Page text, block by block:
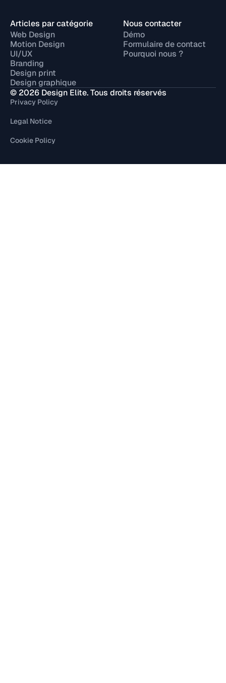
Articles par catégorie
Web Design
Motion Design
UI/UX
Branding
Design print
Design graphique
Nous contacter
Démo
Formulaire de contact
Pourquoi nous ?
© 2026 Design Elite. Tous droits réservés
Privacy Policy
Legal Notice
Cookie Policy